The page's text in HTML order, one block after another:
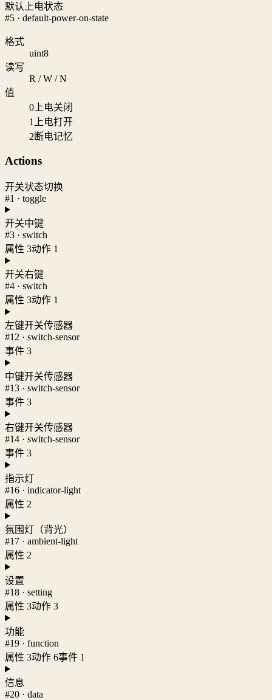
默认上电状态
#5 · default-power-on-state
格式
uint8
读写
R / W / N
值
0 上电关闭
1
上电打开
2断电记忆
Actions
开关状态切换
#1 · toggle
开关中键
#3 · switch
属性 3动作 1
开关右键
#4 · switch
属性 3动作 1
左键开关传感器
#12 · switch-sensor
事件 3
中键开关传感器
#13 · switch-sensor
事件 3
右键开关传感器
#14 · switch-sensor
事件 3
指示灯
#16 · indicator-light
属性 2
氛围灯（背光）
#17 · ambient-light
属性 2
设置
#18 · setting
属性 3动作 3
功能
#19 · function
属性 3动作 6事件 1
信息
#20 · data